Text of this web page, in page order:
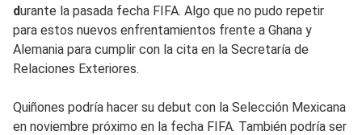
durante la pasada fecha FIFA. Algo que no pudo repetir
para estos nuevos enfrentamientos frente a Ghana y
Alemania para cumplir con la cita en la Secretaría de
Relaciones Exteriores.
Quiñones podría hacer su debut con la Selección Mexicana
en noviembre próximo en la fecha FIFA. También podría ser